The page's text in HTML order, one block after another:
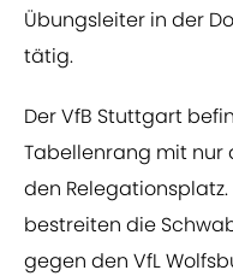
Übungsleiter in der
tätig.
Der VfB Stuttgart
Tabellenrang mit nur
den
bestreiten die
gegen den VfL